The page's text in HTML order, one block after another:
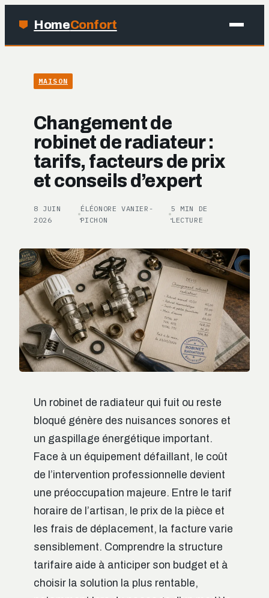
HomeConfort
JARDINAGE
DÉCO
MAISON
Changement de
robinet de radiateur :
tarifs, facteurs de prix
et conseils d’expert
8 JUIN
2026
·
ÉLÉONORE VANIER-
PICHON
·
5 MIN DE
LECTURE
Un robinet de radiateur qui fuit ou reste
bloqué génère des nuisances sonores et
un gaspillage énergétique important.
Face à un équipement défaillant, le coût
de l’intervention professionnelle devient
une préoccupation majeure. Entre le tarif
horaire de l’artisan, le prix de la pièce et
les frais de déplacement, la facture varie
sensiblement. Comprendre la structure
tarifaire aide à anticiper son budget et à
choisir la solution la plus rentable,